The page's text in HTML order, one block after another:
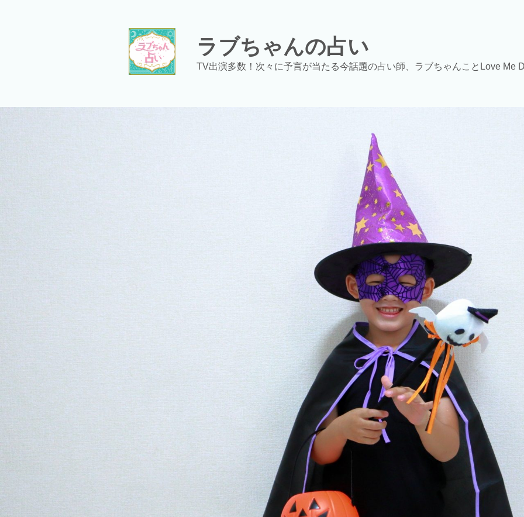
ラブちゃんの占い
TV出演多数！次々に予言が当たる今話題の占い師、ラブちゃんことLove Me